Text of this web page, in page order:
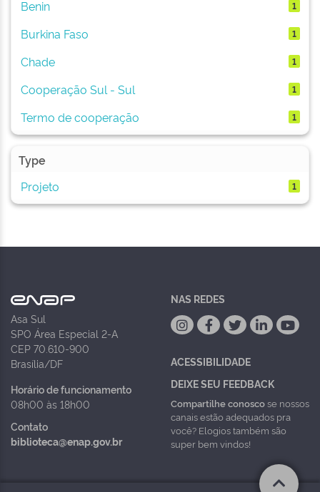
Benin
1
Burkina Faso 1
Chade 1
Cooperação Sul - Sul 1
Termo de cooperação 1
Type
Projeto
1
Asa Sul
SPO Área Especial 2-A
CEP 70.610-900
Brasília/DF
Horário de funcionamento
08h00 às 18h00
Contato
biblioteca@enap.gov.br
NAS REDES
ACESSIBILIDADE
DEIXE SEU FEEDBACK
Compartilhe conoscose nossos
canais estão adequados pra
você? Elogios também são
super bem vindos!